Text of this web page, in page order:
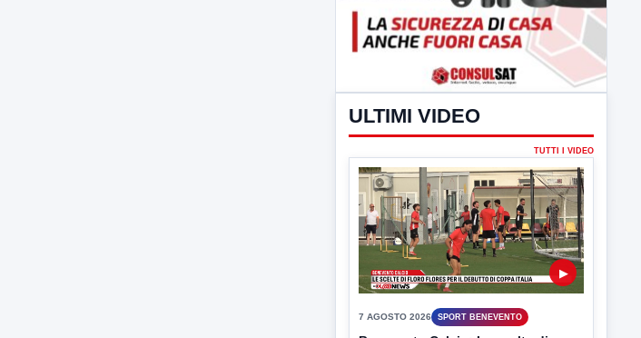
ULTIMI VIDEO
TUTTI I VIDEO
▶
7 AGOSTO 2026 SPORT BENEVENTO
Benevento Calcio: Le scelte di
Floro Flores per il debutto di Coppa
Il Benevento è pronto al debutto di Coppa